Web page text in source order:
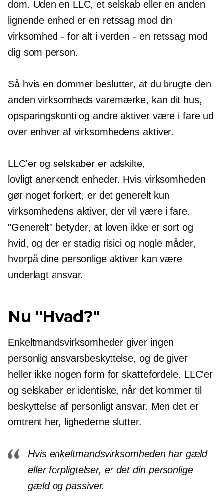
dom. Uden en LLC, et selskab eller en anden
lignende enhed er en retssag mod din
virksomhed - for alt i verden - en retssag mod
dig som person.
Så hvis en dommer beslutter, at du brugte den
anden virksomheds varemærke, kan dit hus,
opsparingskonti og andre aktiver være i fare ud
over enhver af virksomhedens aktiver.
LLC'er og selskaber er adskilte,
lovligt anerkendt enheder. Hvis virksomheden
gør noget forkert, er det generelt kun
virksomhedens aktiver, der vil være i fare.
"Generelt" betyder, at loven ikke er sort og
hvid, og der er stadig risici og nogle måder,
hvorpå dine personlige aktiver kan være
underlagt ansvar.
Nu "Hvad?"
Enkeltmandsvirksomheder giver ingen
personlig ansvarsbeskyttelse, og de giver
heller ikke nogen form for skattefordele. LLC'er
og selskaber er identiske, når det kommer til
beskyttelse af personligt ansvar. Men det er
omtrent her, lighederne slutter.
Hvis enkeltmandsvirksomheden har gæld
eller forpligtelser, er det din personlige
gæld og passiver.